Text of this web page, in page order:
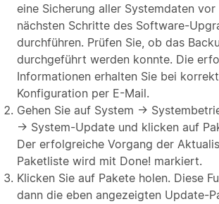
eine Sicherung aller Systemdaten
nächsten Schritte des Software-
durchführen. Prüfen Sie, ob das
durchgeführt werden konnte. Die
Informationen erhalten Sie bei
Konfiguration per E-Mail.
Gehen Sie auf System →
→ System-Update und klicken auf
Der erfolgreiche Vorgang der
Paketliste wird mit Done! markiert.
Klicken Sie auf Pakete holen. Diese
dann die eben angezeigten Update-